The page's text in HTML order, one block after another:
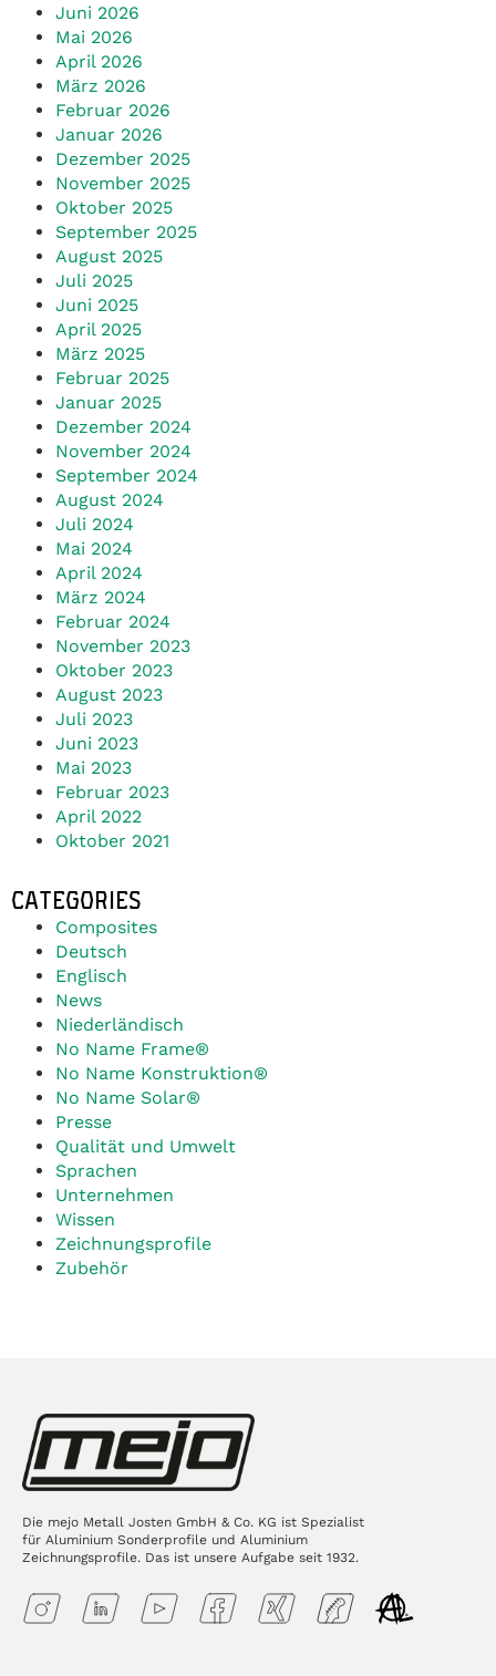
Juni 2026
Mai 2026
April 2026
März 2026
Februar 2026
Januar 2026
Dezember 2025
November 2025
Oktober 2025
September 2025
August 2025
Juli 2025
Juni 2025
April 2025
März 2025
Februar 2025
Januar 2025
Dezember 2024
November 2024
September 2024
August 2024
Juli 2024
Mai 2024
April 2024
März 2024
Februar 2024
November 2023
Oktober 2023
August 2023
Juli 2023
Juni 2023
Mai 2023
Februar 2023
April 2022
Oktober 2021
CATEGORIES
Composites
Deutsch
Englisch
News
Niederländisch
No Name Frame®
No Name Konstruktion®
No Name Solar®
Presse
Qualität und Umwelt
Sprachen
Unternehmen
Wissen
Zeichnungsprofile
Zubehör
Die mejo Metall Josten GmbH & Co. KG ist Spezialist
für Aluminium Sonderprofile und Aluminium
Zeichnungsprofile. Das ist unsere Aufgabe seit 1932.